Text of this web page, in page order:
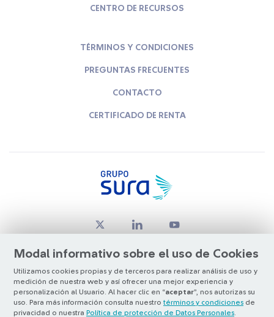
Modal informativo sobre el uso de Cookies
Utilizamos cookies propias y de terceros para realizar análisis de uso y
medición de nuestra web y así ofrecer una mejor experiencia y
personalización al Usuario. Al hacer clic en “aceptar”, nos autorizas su
uso. Para más información consulta nuestro términos y condiciones de
privacidad o nuestra Política de protección de Datos Personales
CENTRO DE RECURSOS
TÉRMINOS Y CONDICIONES
PREGUNTAS FRECUENTES
CONTACTO
CERTIFICADO DE RENTA
© Copyright Grupo SURA 2026